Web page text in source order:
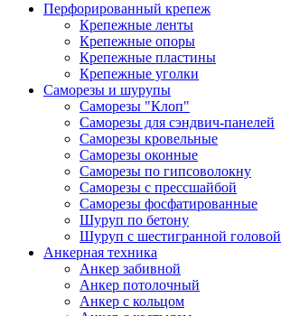
Перфорированный крепеж
Крепежные ленты
Крепежные опоры
Крепежные пластины
Крепежные уголки
Саморезы и шурупы
Саморезы "Клоп"
Саморезы для сэндвич-панелей
Саморезы кровельные
Саморезы оконные
Саморезы по гипсоволокну
Саморезы с прессшайбой
Саморезы фосфатированные
Шуруп по бетону
Шуруп с шестигранной головой
Анкерная техника
Анкер забивной
Анкер потолочный
Анкер с кольцом